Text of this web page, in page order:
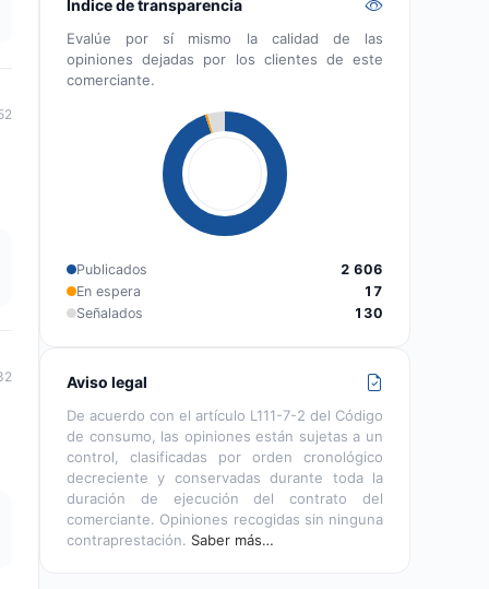
Índice de transparencia
Evalúe por sí mismo la calidad de las
opiniones dejadas por los clientes de este
comerciante.
Publicados
2 606
En espera
17
Señalados
130
Aviso legal
De acuerdo con el artículo L111-7-2 del Código
de consumo, las opiniones están sujetas a un
control, clasificadas por orden cronológico
decreciente y conservadas durante toda la
duración de ejecución del contrato del
comerciante. Opiniones recogidas sin ninguna
contraprestación. Saber más…